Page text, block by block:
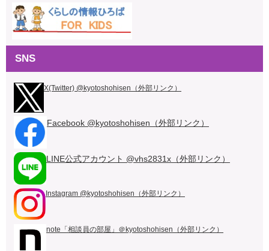
SNS
X(Twitter) @kyotoshohisen（外部リンク）
Facebook @kyotoshohisen（外部リンク）
LINE公式アカウント @vhs2831x（外部リンク）
Instagram @kyotoshohisen（外部リンク）
note「相談員の部屋」＠kyotoshohisen（外部リンク）